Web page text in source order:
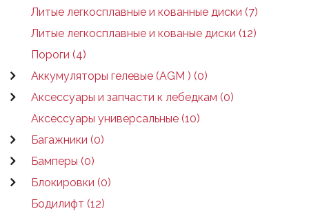
Литые легкосплавные и кованные диски (7)
Литые легкосплавные и кованые диски (12)
Пороги (4)
Аккумуляторы гелевые (AGM ) (0)
Аксессуары и запчасти к лебедкам (0)
Аксессуары универсальные (10)
Багажники (0)
Бамперы (0)
Блокировки (0)
Бодилифт (12)